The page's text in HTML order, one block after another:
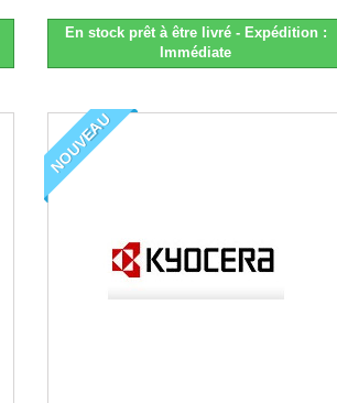
En stock prêt à être livré - Expédition :
Immédiate
NOUVEAU